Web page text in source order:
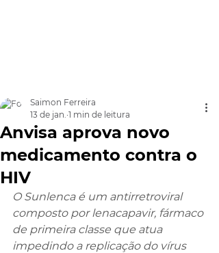
Anvisa aprova novo
medicamento contra o
HIV
Saimon Ferreira
13 de jan. 1 min de leitura
O Sunlenca é um antirretroviral
composto por lenacapavir, fármaco
de primeira classe que atua
impedindo a replicação do vírus